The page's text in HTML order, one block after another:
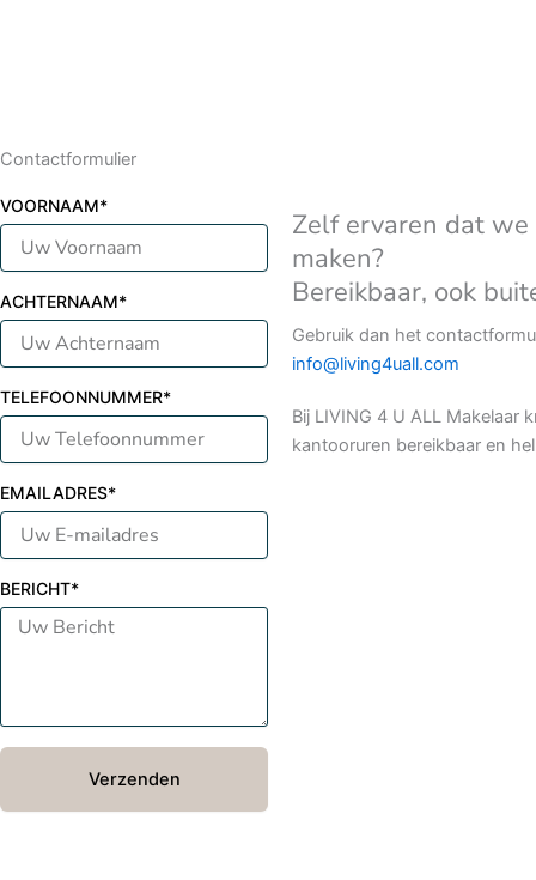
Contactformulier
VOORNAAM*
ACHTERNAAM*
TELEFOONNUMMER*
EMAILADRES*
BERICHT*
Verzenden
Zelf ervaren dat
maken?
Bereikbaar, ook
Gebruik dan het
info@living4uall.com
Bij LIVING 4 U ALL Makelaar
kantooruren bereikbaar en